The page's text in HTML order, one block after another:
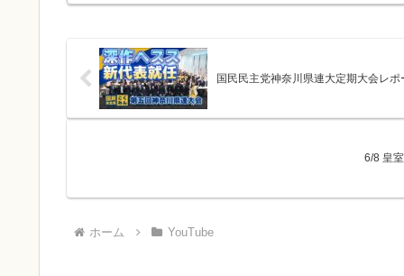
国民民主党神奈川県連大定期大会レ
6/8 皇
ホーム YouTube